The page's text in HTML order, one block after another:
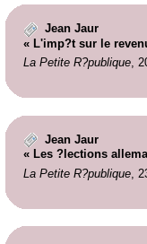
Jean Jaur
« L'imp?t sur le
La Petite R?publique,
Jean Jaur
« Les ?lections
La Petite R?publique,